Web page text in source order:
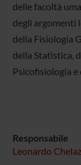
delle facoltà
degli argomenti
della Fisiologia
della Statistica,
Psicofisiologia
Responsabile
Leonardo